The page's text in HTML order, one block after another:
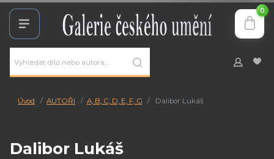
0
Úvod AUTOŘI A, B, C, D, E, F, G Dalibor Lukáš
Dalibor Lukáš